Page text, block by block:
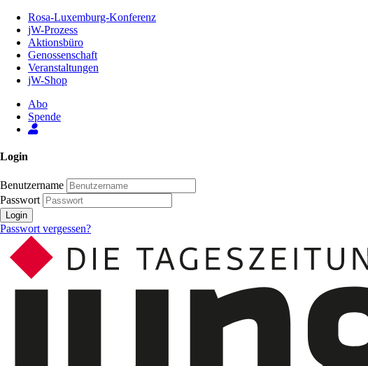
Inhalt
Seite
Rosa-Luxemburg-Konferenz
jW-Prozess
Aktionsbüro
Genossenschaft
Veranstaltungen
jW-Shop
Abo
Spende
Login
Benutzername
Passwort
Login
Passwort vergessen?